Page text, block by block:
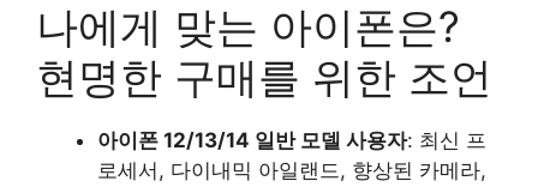
나에게 맞는 아이폰은?
현명한 구매를 위한 조언
아이폰 12/13/14 일반 모델 사용자: 최신 프
로세서, 다이내믹 아일랜드, 향상된 카메라,